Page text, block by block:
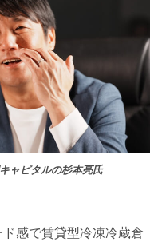
ャピタルの杉本亮氏
感で賃貸型冷凍冷蔵倉